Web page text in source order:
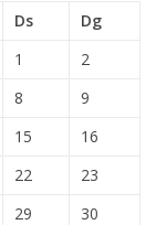
Ds
Dg
1
2
8
9
15
16
22
23
29
30